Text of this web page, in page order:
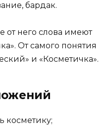
бардак.
от него слова имеют
От самого понятия
и «Косметичка».
косметику;